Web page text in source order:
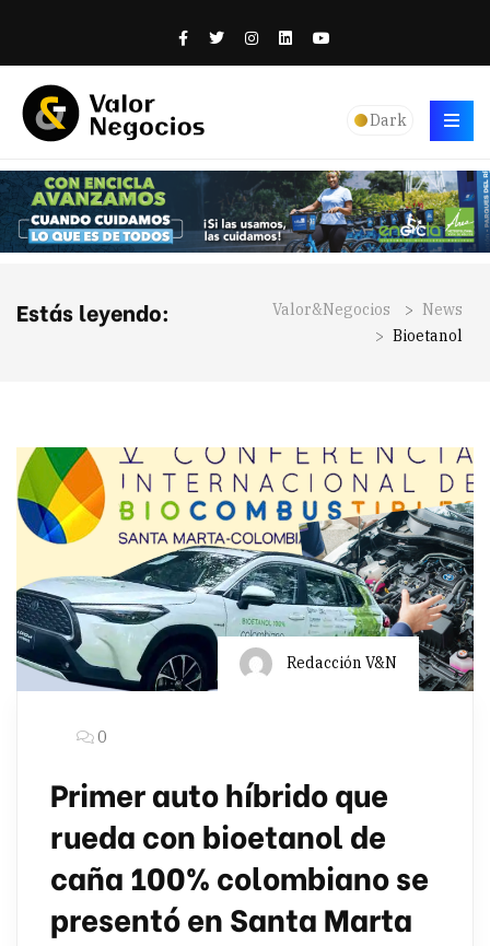
Dark
Estás leyendo: Valor&Negocios > News
> Bioetanol
Redacción V&N
0
Primer auto híbrido que
rueda con bioetanol de
caña 100% colombiano se
presentó en Santa Marta